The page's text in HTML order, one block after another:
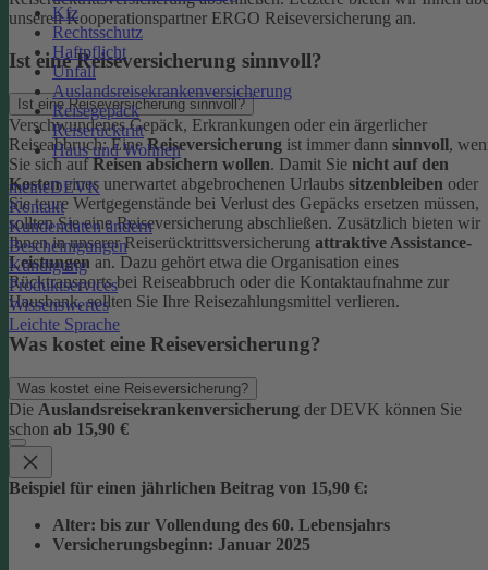
Kfz
Rechtsschutz
Haftpflicht
Unfall
Auslandsreisekrankenversicherung
Reisegepäck
Reiserücktritt
Haus und Wohnen
meineDEVK
Kontakt
Kundendaten ändern
Bescheinigungen
Kündigung
Produktservices
Wissenswertes
Leichte Sprache
unseren Kooperationspartner ERGO Reiseversicherung an.
Ist eine Reiseversicherung sinnvoll?
Ist eine Reiseversicherung sinnvoll?
Verschwundenes Gepäck, Erkrankungen oder ein ärgerlicher
Reiseabbruch: EineReiseversicherung ist immer dann sinnvoll,
Sie sich aufReisen absichern wollen. Damit Sie nicht auf den
Kosteneines unerwartet abgebrochenen Urlaubs sitzenbleiben oder
Sie teure Wertgegenstände bei Verlust des Gepäcks ersetzen müssen,
sollten Sie eine Reiseversicherung abschließen. Zusätzlich bieten wir
Ihnen in unserer Reiserücktrittsversicherung attraktive Assistance-
Leistungen an. Dazu gehört etwa die Organisation eines
Rücktransports bei Reiseabbruch oder die Kontaktaufnahme zur
Hausbank, sollten Sie Ihre Reisezahlungsmittel verlieren.
Was kostet eine Reiseversicherung?
Was kostet eine Reiseversicherung?
Die Auslandsreisekrankenversicherung der DEVK können Sie
schon ab 15,90 €
Beispiel für einen jährlichen Beitrag von 15,90 €:
Alter: bis zur Vollendung des 60. Lebensjahrs
Versicherungsbeginn: Januar 2025